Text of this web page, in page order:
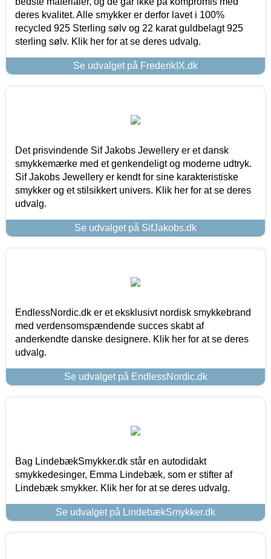
deres kvalitet. Alle smykker er derfor lavet i 100%
recycled 925 Sterling sølv og 22 karat guldbelagt 925
sterling sølv. Klik her for at se deres udvalg.
Se udvalget på FrederikIX.dk
Det prisvindende Sif Jakobs Jewellery er et dansk
smykkemærke med et genkendeligt og moderne udtryk.
Sif Jakobs Jewellery er kendt for sine karakteristiske
smykker og et stilsikkert univers. Klik her for at se deres
udvalg.
Se udvalget på SifJakobs.dk
EndlessNordic.dk er et eksklusivt nordisk smykkebrand
med verdensomspændende succes skabt af
anderkendte danske designere. Klik her for at se deres
udvalg.
Se udvalget på EndlessNordic.dk
Bag LindebækSmykker.dk står en autodidakt
smykkedesinger, Emma Lindebæk, som er stifter af
Lindebæk smykker. Klik her for at se deres udvalg.
Se udvalget på LindebækSmykker.dk